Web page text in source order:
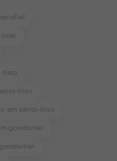
tirso
tirso
tirso
em santo-tirso
gondomar